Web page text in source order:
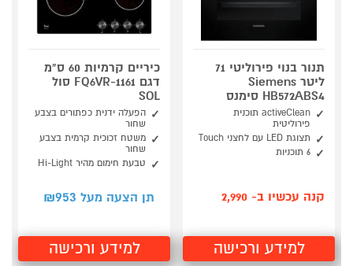
תנור בנוי פירוליטי 71
ליטר Siemens
HB572ABS4 סימנס
activeClean תוכנית
פירוליטית
תצוגת LED עם לחצני Touch
6 תוכניות
קנה עכשיו ב- 2,990
למידע ורכישה
כיריים קרמיות 60 ס"מ
דגם FQ6VR-1161 סול
SOL
הפעלה ידנית כפתורים בצבע
שחור
משטח זכוכית קרמית בצבע
שחור
טבעת חימום מהיר Hi-Light
תן הצעה מעל ₪ 953
למידע ורכישה